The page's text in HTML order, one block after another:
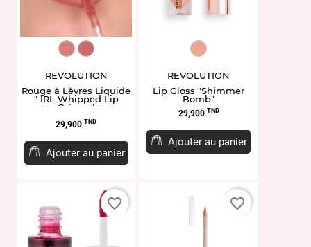
MUR613699
MUR613705
REVOLUTION
Rouge à Lèvres Liquide
" IRL Whipped Lip
Crème "
Prix
29,900 TND
Ajouter au panier
MUR434782
REVOLUTION
Lip Gloss "Shimmer
Bomb"
Prix
29,900 TND
Ajouter au panier
favorite_border favorite_border